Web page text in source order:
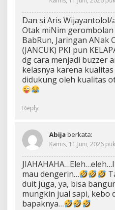
Dan si Aris
Otak miNim
BabRun, Jaringan ANak
(JANCUK) PKI pun
dg cara menjadi buzzer
kelasnya karena
didukung oleh kualitas
Reply
Abija berkata:
Kamis, 11 Juni, 2026
mau dengerin…
duit juga, ya, bisa
mungkin jual sapi, kebo
bapaknya…